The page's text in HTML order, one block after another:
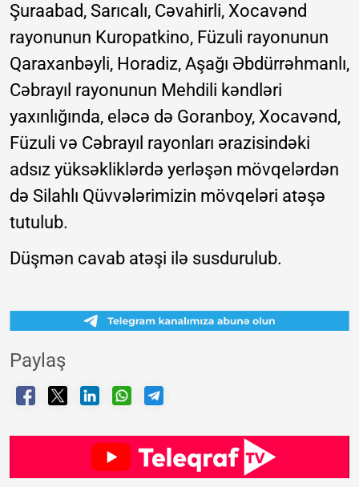
Şuraabad, Sarıcalı, Cəvahirli, Xocavənd
rayonunun Kuropatkino, Füzuli rayonunun
Qaraxanbəyli, Horadiz, Aşağı Əbdürrəhmanlı,
Cəbrayıl rayonunun Mehdili kəndləri
yaxınlığında, eləcə də Goranboy, Xocavənd,
Füzuli və Cəbrayıl rayonları ərazisindəki
adsız yüksəkliklərdə yerləşən mövqelərdən
də Silahlı Qüvvələrimizin mövqeləri atəşə
tutulub.
Düşmən cavab atəşi ilə susdurulub.
Paylaş